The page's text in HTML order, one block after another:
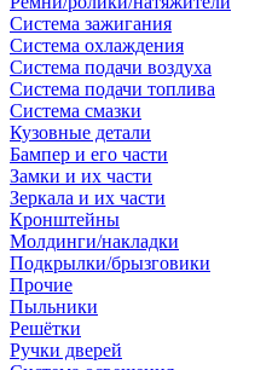
Система зажигания
Система охлаждения
Система подачи воздуха
Система подачи топлива
Система смазки
Кузовные детали
Бампер и его части
Замки и их части
Зеркала и их части
Кронштейны
Молдинги/накладки
Подкрылки/брызговики
Прочие
Пыльники
Решётки
Ручки дверей